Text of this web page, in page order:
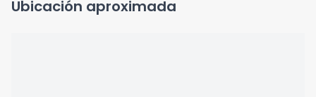
Ubicación aproximada